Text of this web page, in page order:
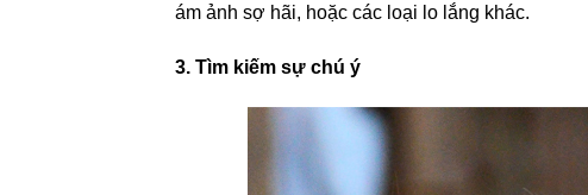
ám ảnh sợ hãi, hoặc các loại lo lắng khác.
3. Tìm kiếm sự chú ý